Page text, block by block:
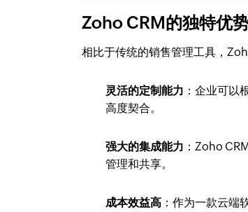
Zoho CRM的独特优
相比于传统的销售管理工具，
灵活的定制能力 ：企业可以
高度契合。
强大的集成能力 ：Zoho
管理和共享。
成本效益高 ：作为一款云端